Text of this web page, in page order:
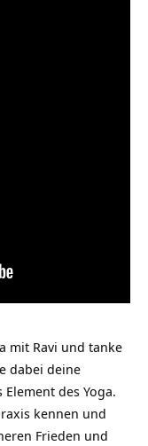
mit Ravi und tanke
dabei deine
des Yoga.
kennen und
Frieden und